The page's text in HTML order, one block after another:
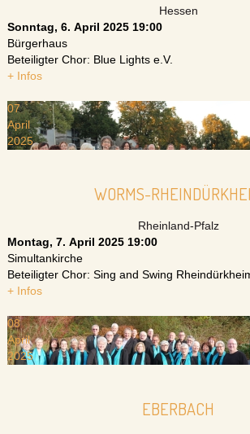
Hessen
Sonntag, 6. April 2025 19:00
Bürgerhaus
Beteiligter Chor: Blue Lights e.V.
+ Infos
07
April
2025
WORMS-
Rheinland-Pfalz
Montag, 7. April 2025 19:00
Simultankirche
Beteiligter Chor: Sing and Swing
+ Infos
08
April
2025
EBERBACH